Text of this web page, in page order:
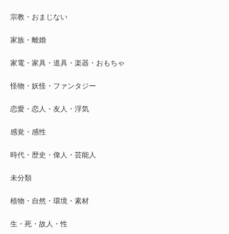
宗教・おまじない
家族・離婚
家電・家具・道具・楽器・おもちゃ
怪物・妖怪・ファンタジー
恋愛・恋人・友人・浮気
感覚・感性
時代・歴史・偉人・芸能人
未分類
植物・自然・環境・素材
生・死・故人・性